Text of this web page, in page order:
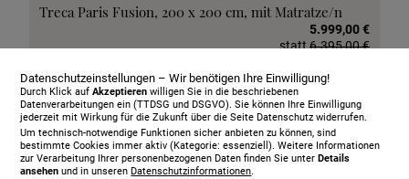
Treca Paris Fusion, 200 x 200 cm, mit Matratze/n
5.999,00 €
statt6.395,00 €
Datenschutzeinstellungen – Wir benötigen Ihre Einwilligung!
Durch Klick aufAkzeptieren willigen Sie in die beschriebenen
Datenverarbeitungen ein (TTDSG und DSGVO). Sie können Ihre Einwilligung
jederzeit mit Wirkung für die Zukunft über die Seite Datenschutz widerrufen.
Um technisch-notwendige Funktionen sicher anbieten zu können, sind
bestimmte Cookies immer aktiv (Kategorie: essenziell). Weitere Informationen
zur Verarbeitung Ihrer personenbezogenen Daten finden Sie unterDetails
ansehen und in unserenDatenschutzinformationen.